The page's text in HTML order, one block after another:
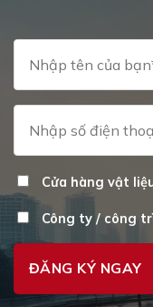
Cửa hàng vật
Công ty / công